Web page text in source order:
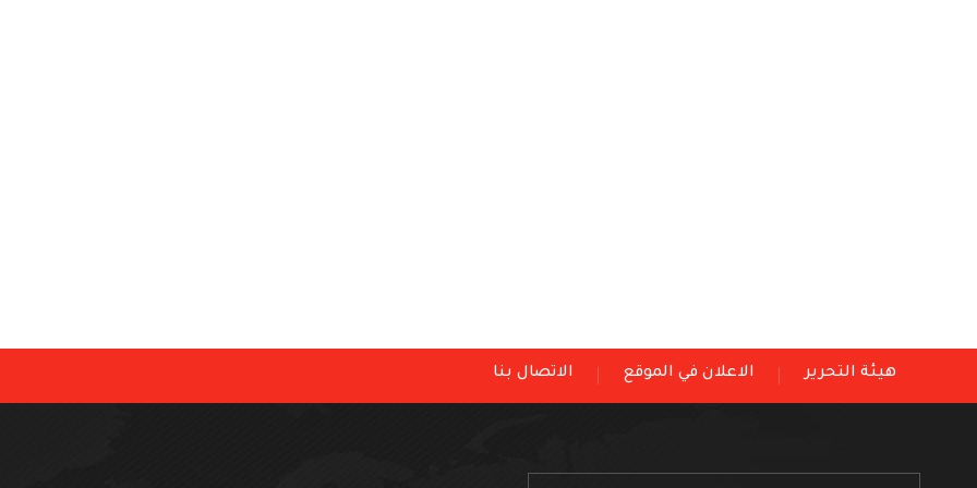
هيئة التحرير الاعلان في الموقع الاتصال بنا